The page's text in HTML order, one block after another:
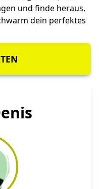
und finde heraus,
dein perfektes